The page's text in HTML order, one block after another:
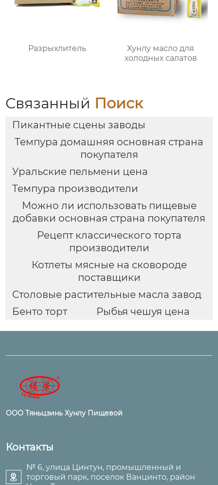
Разрыхлитель
Хунлу масло для
холодных салатов
Связанный Поиск
Пикантные сцены заводы
Темпура домашняя основная страна
покупателя
Уральские пельмени цена
Темпура производители
Можно ли использовать пищевые
добавки основная страна покупателя
Рецепт классического торта
производители
Котлеты мясные на сковороде
поставщики
Столовые растительные масла завод
Бенто торт
Рыбья чешуя цена
ООО Тяньцзинь Хунлу Пищевой
Контакты

№ 6, улица Цинтун, промышленный и
торговый парк, поселок Ванцинто, район